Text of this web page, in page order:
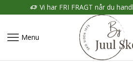
Vi har FRI FRAGT når du
Menu